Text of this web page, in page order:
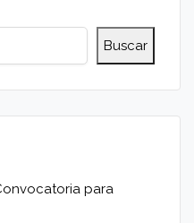
Buscar